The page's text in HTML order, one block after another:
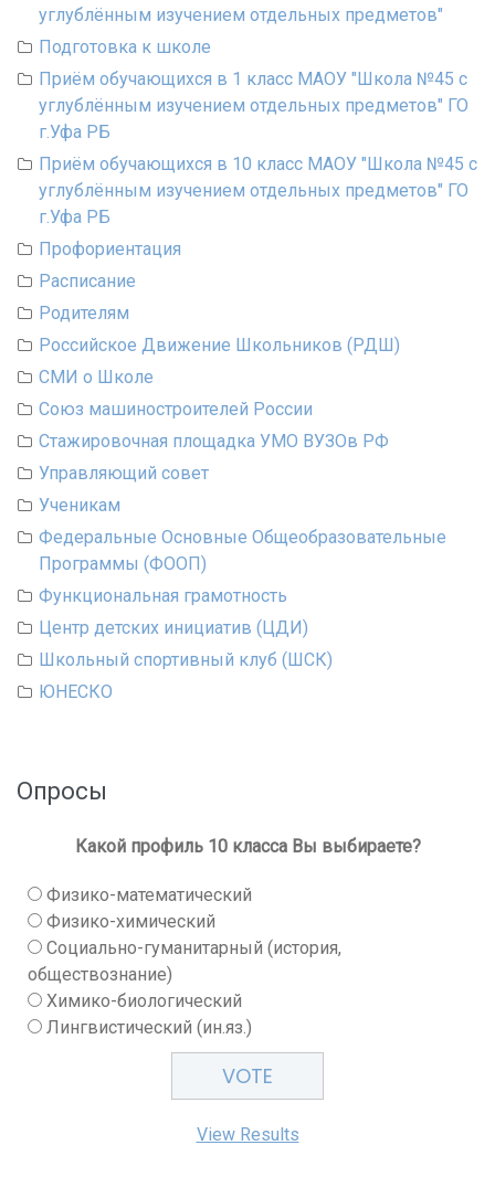
углублённым изучением отдельных предметов"
Подготовка к школе
Приём обучающихся в 1 класс МАОУ "Школа №45 с
углублённым изучением отдельных предметов" ГО
г.Уфа РБ
Приём обучающихся в 10 класс МАОУ "Школа №45 с
углублённым изучением отдельных предметов" ГО
г.Уфа РБ
Профориентация
Расписание
Родителям
Российское Движение Школьников (РДШ)
СМИ о Школе
Союз машиностроителей России
Стажировочная площадка УМО ВУЗОв РФ
Управляющий совет
Ученикам
Федеральные Основные Общеобразовательные
Программы (ФООП)
Функциональная грамотность
Центр детских инициатив (ЦДИ)
Школьный спортивный клуб (ШСК)
ЮНЕСКО
Опросы
Какой профиль 10 класса Вы выбираете?
Физико-математический
Физико-химический
Социально-гуманитарный (история,
обществознание)
Химико-биологический
Лингвистический (ин.яз.)
View Results